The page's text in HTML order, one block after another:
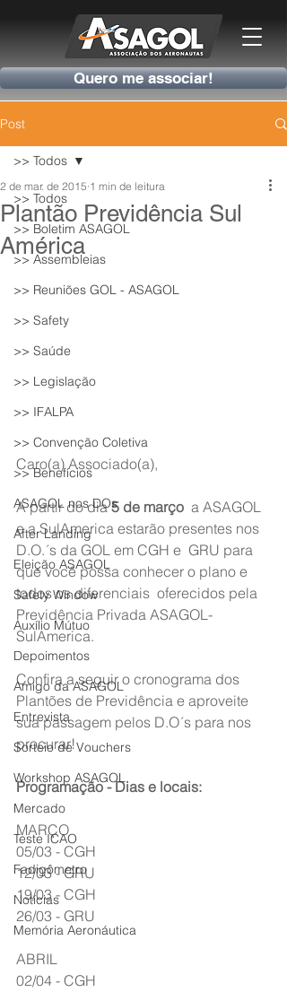
Quero me associar!
Post
>> Todos
>> Boletim ASAGOL
>> Assembleias
>> Reuniões GOL - ASAGOL
>> Safety
>> Saúde
>> Legislação
>> IFALPA
>> Convenção Coletiva
>> Benefícios
ASAGOL nos DOs
After Landing
Eleição ASAGOL
Safety Window
Auxílio Mútuo
Depoimentos
Amigo da ASAGOL
Entrevista
Sorteio de Vouchers
Workshop ASAGOL
Mercado
Teste ICAO
Fadigômetro
Notícias
Memória Aeronáutica
>> Todos
Plantão Previdência Sul
América
2 de mar. de 2015 1 min de leitura
Caro(a) Associado(a),
A partir do dia 5 de março
  a ASAGOL
e a SulAmerica estarão presentes nos
D.O.´s da GOL em CGH e  GRU para
que você possa conhecer o plano e
todos os diferenciais  oferecidos pela
Previdência Privada ASAGOL-
SulAmerica.
Confira a seguir o cronograma dos
Plantões de Previdência e aproveite
sua passagem pelos D.O´s para nos
procurar!
Programação - Dias e locais:
MARÇO
05/03 - CGH
12/03 - GRU
19/03 - CGH
26/03 - GRU
ABRIL
02/04 - CGH